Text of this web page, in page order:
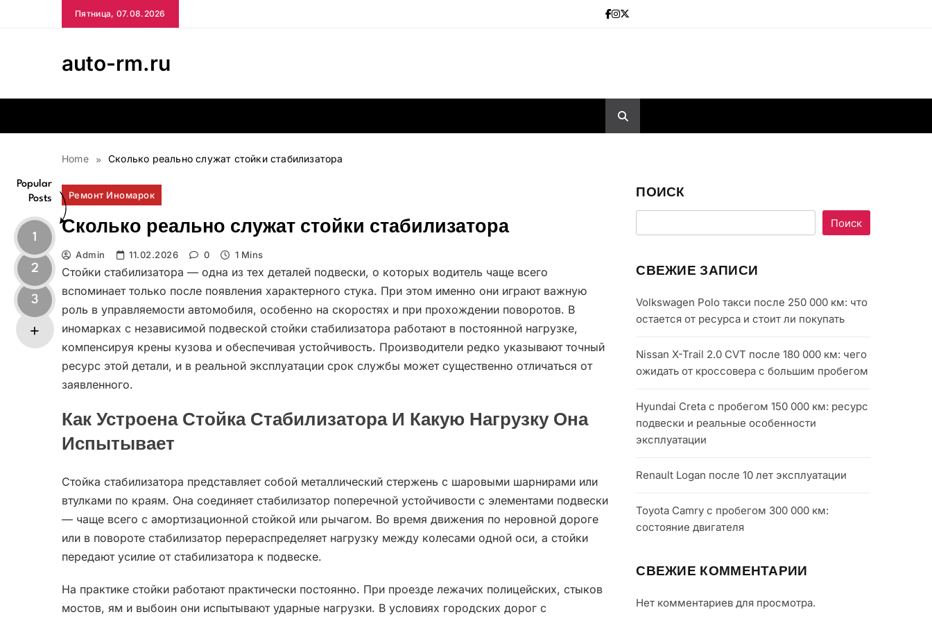
Пятница, 07.08.2026
auto-rm.ru
Home Сколько реально служат стойки стабилизатора
Popular
Posts
1
2
3
Ремонт Иномарок
Сколько реально служат стойки стабилизатора
Admin 11.02.2026 0 1 Mins
Стойки стабилизатора — одна из тех деталей подвески, о которых водитель чаще всего
вспоминает только после появления характерного стука. При этом именно они играют важную
роль в управляемости автомобиля, особенно на скоростях и при прохождении поворотов. В
иномарках с независимой подвеской стойки стабилизатора работают в постоянной нагрузке,
компенсируя крены кузова и обеспечивая устойчивость. Производители редко указывают точный
ресурс этой детали, и в реальной эксплуатации срок службы может существенно отличаться от
заявленного.
Как Устроена Стойка Стабилизатора И Какую Нагрузку Она
Испытывает
Стойка стабилизатора представляет собой металлический стержень с шаровыми шарнирами или
втулками по краям. Она соединяет стабилизатор поперечной устойчивости с элементами подвески
— чаще всего с амортизационной стойкой или рычагом. Во время движения по неровной дороге
или в повороте стабилизатор перераспределяет нагрузку между колесами одной оси, а стойки
передают усилие от стабилизатора к подвеске.
На практике стойки работают практически постоянно. При проезде лежачих полицейских, стыков
мостов, ям и выбоин они испытывают ударные нагрузки. В условиях городских дорог с
ПОИСК
Поиск
СВЕЖИЕ ЗАПИСИ
Volkswagen Polo такси после 250 000 км: что
остается от ресурса и стоит ли покупать
Nissan X-Trail 2.0 CVT после 180 000 км: чего
ожидать от кроссовера с большим пробегом
Hyundai Creta с пробегом 150 000 км: ресурс
подвески и реальные особенности
эксплуатации
Renault Logan после 10 лет эксплуатации
Toyota Camry с пробегом 300 000 км:
состояние двигателя
СВЕЖИЕ КОММЕНТАРИИ
Нет комментариев для просмотра.